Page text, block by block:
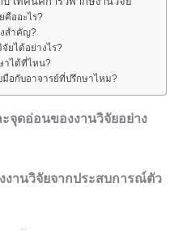
คืออะไร?
สำคัญ?
ยได้อย่างไร?
าได้ที่ไหน?
มือกับอาจารย์ที่ปรึกษาไหม?
จุดอ่อนของงานวิจัยอย่าง
านวิจัยจากประสบการณ์ตัว